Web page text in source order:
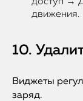
движения.
10.
Виджеты
заряд.